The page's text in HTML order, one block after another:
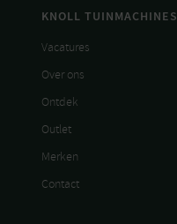
KNOLL TUINMACHINES
Vacatures
Over ons
Ontdek
Outlet
Merken
Contact